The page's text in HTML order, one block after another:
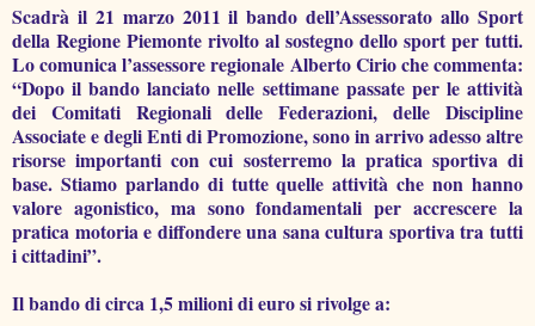
Scadrà il 21 marzo 2011 il bando dell’Assessorato allo Sport
della Regione Piemonte rivolto al sostegno dello sport per tutti.
Lo comunica l’assessore regionale Alberto Cirio che commenta:
“Dopo il bando lanciato nelle settimane passate per le attività
dei Comitati Regionali delle Federazioni, delle Discipline
Associate e degli Enti di Promozione, sono in arrivo adesso altre
risorse importanti con cui sosterremo la pratica sportiva di
base. Stiamo parlando di tutte quelle attività che non hanno
valore agonistico, ma sono fondamentali per accrescere la
pratica motoria e diffondere una sana cultura sportiva tra tutti
i cittadini”.
Il bando di circa 1,5 milioni di euro si rivolge a: